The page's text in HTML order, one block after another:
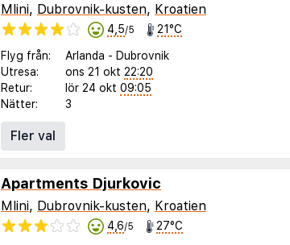
Mlini, Dubrovnik-kusten, Kroatien
4,5/5 21°C
Flyg från: Arlanda - Dubrovnik
Utresa:
ons 21 okt 22:20
Retur:
lör 24 okt 09:05
Nätter:
3
Fler val
Apartments Djurkovic
Mlini, Dubrovnik-kusten, Kroatien
4,6/5 27°C